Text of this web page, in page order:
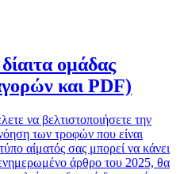
ομάδας
και PDF)
να βελτιστοποιήσετε την
των τροφών που είναι
αίματός σας μπορεί να κάνει
άρθρο του 2025, θα